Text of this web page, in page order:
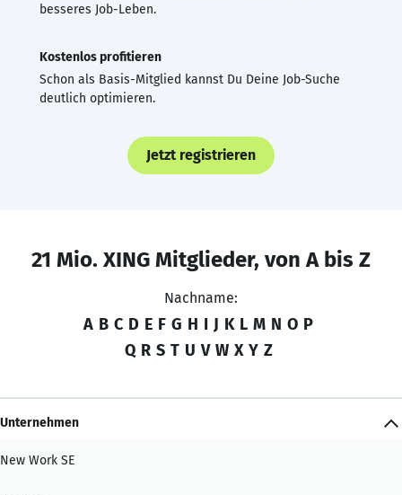
besseres Job-Leben.
Kostenlos profitieren
Schon als Basis-Mitglied kannst Du Deine Job-Suche
deutlich optimieren.
Jetzt registrieren
21 Mio. XING Mitglieder, von A bis Z
Nachname:
A B C D E F G H I J K L M N O P
Q R S T U V W X Y Z
Unternehmen
New Work SE